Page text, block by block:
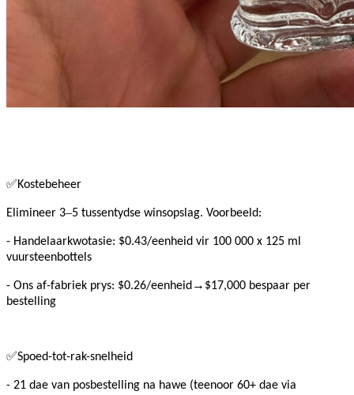
✅Kostebeheer
Elimineer 3–5 tussentydse winsopslag. Voorbeeld:
- Handelaarkwotasie: $0.43/eenheid vir 100 000 x 125 ml
vuursteenbottels
- Ons af-fabriek prys: $0.26/eenheid → $17,000 bespaar per
bestelling
✅Spoed-tot-rak-snelheid
- 21 dae van posbestelling na hawe (teenoor 60+ dae via